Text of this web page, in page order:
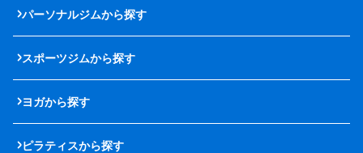
パーソナルジムから探す
スポーツジムから探す
ヨガから探す
ピラティスから探す